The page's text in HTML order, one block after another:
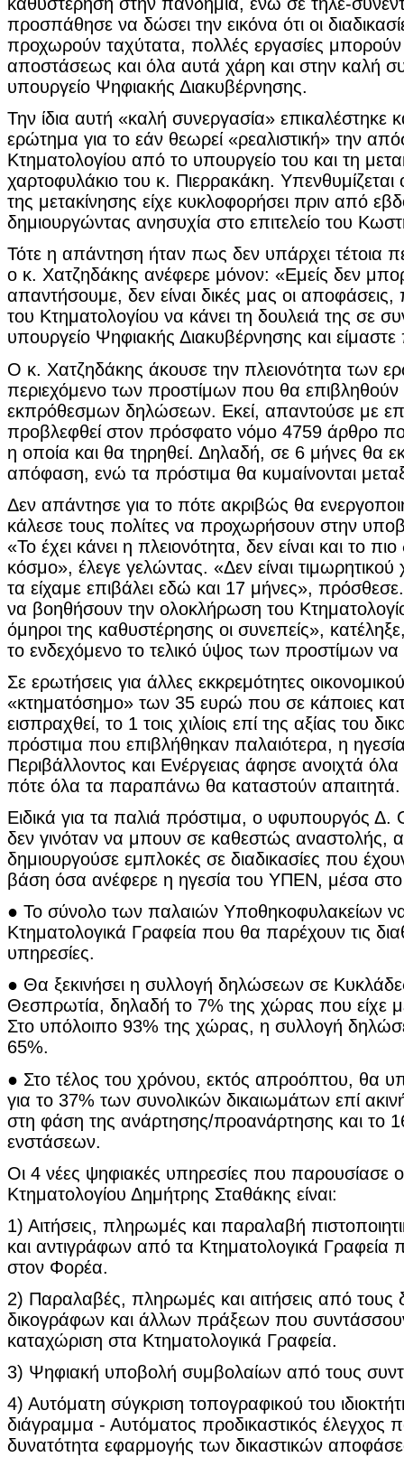
προσπάθησε να δώσει την εικόνα ότι οι
προχωρούν ταχύτατα, πολλές εργασίες μπορούν
αποστάσεως και όλα αυτά χάρη και στην καλή
υπουργείο Ψηφιακής Διακυβέρνησης.
Την ίδια αυτή «καλή συνεργασία» επικαλέστηκε
ερώτημα για το εάν θεωρεί «ρεαλιστική» την
Κτηματολογίου από το υπουργείο του και τη
χαρτοφυλάκιο του κ. Πιερρακάκη. Υπενθυμίζεται
της μετακίνησης είχε κυκλοφορήσει πριν από
δημιουργώντας ανησυχία στο επιτελείο του
Τότε η απάντηση ήταν πως δεν υπάρχει τέτοια
ο κ. Χατζηδάκης ανέφερε μόνον: «Εμείς δεν
απαντήσουμε, δεν είναι δικές μας οι αποφάσεις,
του Κτηματολογίου να κάνει τη δουλειά της σε
υπουργείο Ψηφιακής Διακυβέρνησης και είμαστε
Ο κ. Χατζηδάκης άκουσε την πλειονότητα των
περιεχόμενο των προστίμων που θα επιβληθούν
εκπρόθεσμων δηλώσεων. Εκεί, απαντούσε με
προβλεφθεί στον πρόσφατο νόμο 4759 άρθρο που
η οποία και θα τηρηθεί. Δηλαδή, σε 6 μήνες θα
απόφαση, ενώ τα πρόστιμα θα κυμαίνονται
Δεν απάντησε για το πότε ακριβώς θα
κάλεσε τους πολίτες να προχωρήσουν στην
«Το έχει κάνει η πλειονότητα, δεν είναι και το
κόσμο», έλεγε γελώντας. «Δεν είναι
τα είχαμε επιβάλει εδώ και 17 μήνες»,
να βοηθήσουν την ολοκλήρωση του
όμηροι της καθυστέρησης οι συνεπείς»,
το ενδεχόμενο το τελικό ύψος των προστίμων να
Σε ερωτήσεις για άλλες εκκρεμότητες
«κτηματόσημο» των 35 ευρώ που σε κάποιες
εισπραχθεί, το 1 τοις χιλίοις επί της αξίας του
πρόστιμα που επιβλήθηκαν παλαιότερα, η
Περιβάλλοντος και Ενέργειας άφησε ανοιχτά
πότε όλα τα παραπάνω θα καταστούν απαιτητά.
Ειδικά για τα παλιά πρόστιμα, ο υφυπουργός Δ.
δεν γινόταν να μπουν σε καθεστώς αναστολής,
δημιουργούσε εμπλοκές σε διαδικασίες που
βάση όσα ανέφερε η ηγεσία του ΥΠΕΝ, μέσα στο
● Το σύνολο των παλαιών Υποθηκοφυλακείων να
Κτηματολογικά Γραφεία που θα παρέχουν τις
υπηρεσίες.
● Θα ξεκινήσει η συλλογή δηλώσεων σε
Θεσπρωτία, δηλαδή το 7% της χώρας που είχε
Στο υπόλοιπο 93% της χώρας, η συλλογή
65%.
● Στο τέλος του χρόνου, εκτός απροόπτου, θα
για το 37% των συνολικών δικαιωμάτων επί
στη φάση της ανάρτησης/προανάρτησης και το
ενστάσεων.
Οι 4 νέες ψηφιακές υπηρεσίες που παρουσίασε
Κτηματολογίου Δημήτρης Σταθάκης είναι:
1) Αιτήσεις, πληρωμές και παραλαβή
και αντιγράφων από τα Κτηματολογικά Γραφεία
στον Φορέα.
2) Παραλαβές, πληρωμές και αιτήσεις από
δικογράφων και άλλων πράξεων που συντάσσουν
καταχώριση στα Κτηματολογικά Γραφεία.
3) Ψηφιακή υποβολή συμβολαίων από τους
4) Αυτόματη σύγκριση τοπογραφικού του
διάγραμμα - Αυτόματος προδικαστικός έλεγχος
δυνατότητα εφαρμογής των δικαστικών